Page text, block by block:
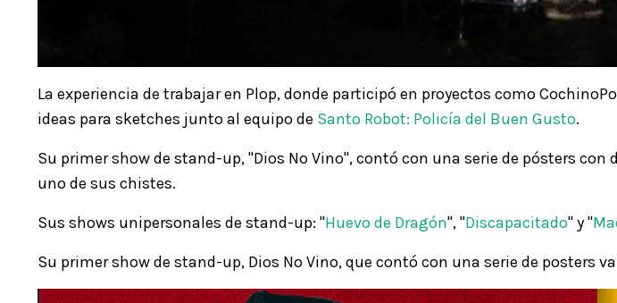
La experiencia de trabajar en Plop, donde participó en proyectos como
ideas para sketches junto al equipo de Santo Robot: Policía del Buen Gusto.
Su primer show de stand-up, "Dios No Vino", contó con una serie de pósters
uno de sus chistes.
Sus shows unipersonales de stand-up: "Huevo de Dragón", "Discapacitado" y "
Su primer show de stand-up, Dios No Vino, que contó con una serie de posters